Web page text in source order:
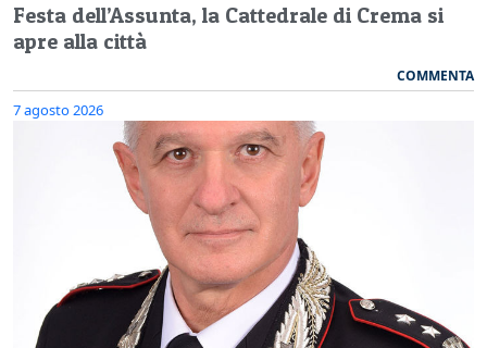
Festa dell’Assunta, la Cattedrale di Crema si
apre alla città
COMMENTA
7 agosto 2026